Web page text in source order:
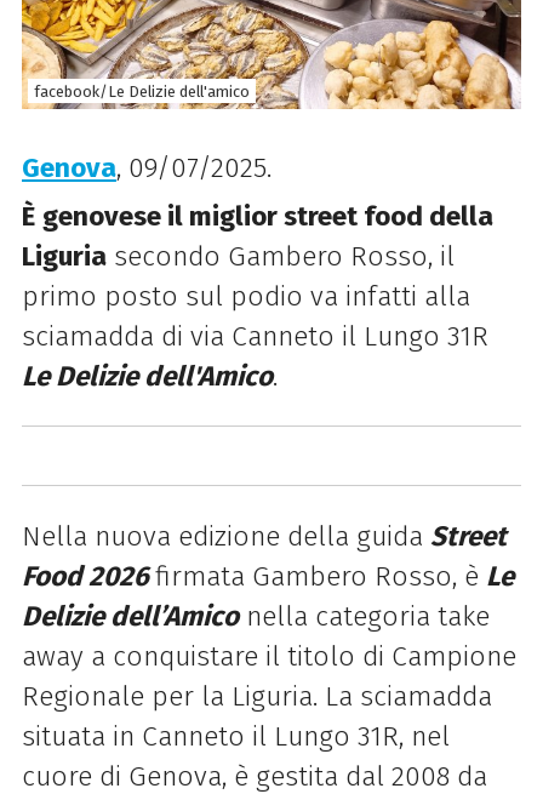
facebook/Le Delizie dell'amico
Genova, 09/07/2025.
È genovese il miglior street food della
Liguriasecondo Gambero Rosso, il
primo posto sul podio va infatti alla
sciamadda di via Canneto il Lungo 31R
Le Delizie dell'Amico.
Nella nuova edizione della guida Street
Food 2026firmata Gambero Rosso, è Le
Delizie dell’Amiconella categoria take
away a conquistare il titolo di Campione
Regionale per la Liguria. La sciamadda
situata in Canneto il Lungo 31R, nel
cuore di Genova, è gestita dal 2008 da